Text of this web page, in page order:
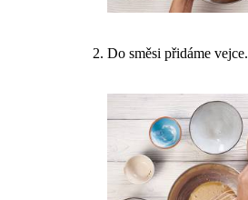
Do směsi přidáme vejce.